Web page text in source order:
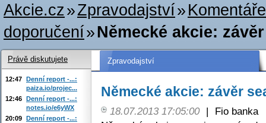
Akcie.cz»Zpravodajství»
doporučení»Německé akcie:
Zpravodajství
Německé akcie: závěr
18.07.2013 17:05:00 |
Fio banka
Právě diskutujete
12:47 Denní report -...:
paiza.io/projec...
12:46 Denní report -...:
notes.io/e6yWX
20:09 Denní report -...: